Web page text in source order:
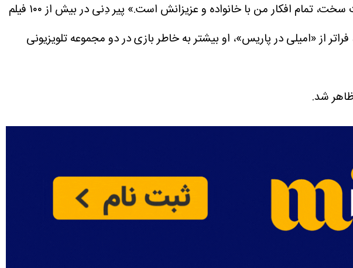
تمام افکار من با خانواده و عزیزانش است.»
پیر دِنی در بیش از ۱۰۰ فیلم
فراتر از «امیلی در پاریس»، او بیشتر به خاطر بازی در دو مجموعه تلویزیونی